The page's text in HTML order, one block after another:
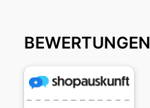
BEWERTUNGEN